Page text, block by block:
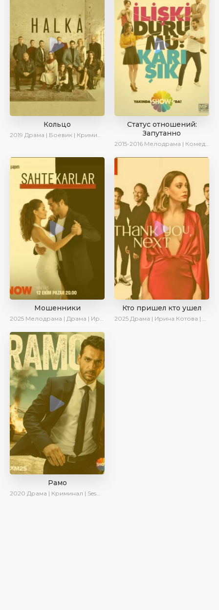
Кольцо
2019 Драма | Боевик | Криминал
Статус отношений:
Запутанно
2015-2016 Мелодрама | Комедия
Мошенники
2025 Мелодрама | Драма | Ирина Котова | AlisaDirilis | Новинки | Сериалы 2025
Кто пришел кто ушел
2025 Драма | Ирина Котова | Новинки | Сериалы 2025
Рамо
2020 Драма | Криминал | SesDizi | Ирина Котова